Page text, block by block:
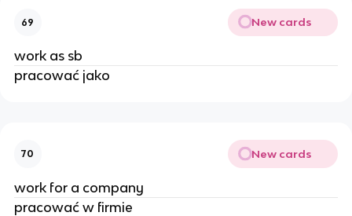
69 New cards
work as sb
pracować jako
70 New cards
work for a company
pracować w firmie